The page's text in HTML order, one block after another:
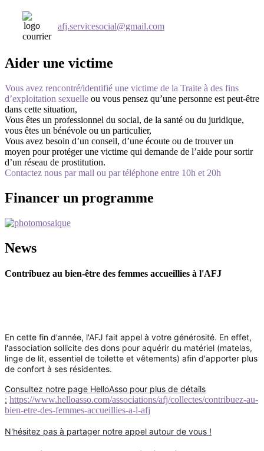
afj.servicesocial@gmail.com
Aider une victime
Vous avez rencontré/identifié une victime de la Traite à des fins
d’exploitation sexuelle ou vous pensez qu’une personne est peut-être
dans cette situation,
Vous êtes un professionnel du social, de la santé ou du juridique,
vous êtes un bénévole ou un particulier,
Vous avez besoin d’un conseil, d’une écoute ou de trouver un
moyen pour protéger une victime qui demande de l’aide pour sortir
d’un réseau de prostitution.
Contactez nous par mail ou par téléphone entre 10h et 20h
Financer un programme
News
Contribuez au bien-être des femmes accueillies à l'AFJ
En cette fin d'année, l'AFJ fait appel à votre générosité. En effet,
l'association sollicite des dons pour aquérir du matériel (matelas,
linge de lit, essentiel de toilette et vêtements) afin d'apporter plus
de confort à ses résidentes.
Consultez notre page HelloAsso pour plus de détails
: https://www.helloasso.com/associations/afj/collectes/contribuez-au-
bien-etre-des-femmes-accueillies-a-l-afj
N'hésitez pas à partager notre appel autour de vous !